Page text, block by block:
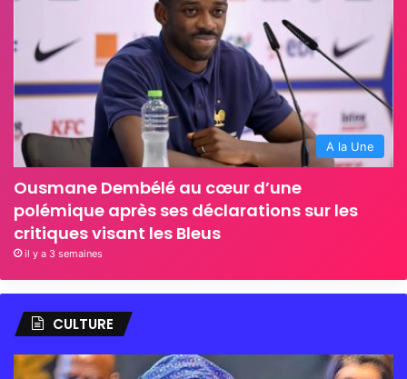
A la Une
Ousmane Dembélé au cœur d’une
polémique après ses déclarations sur les
critiques visant les Bleus
il y a 3 semaines
CULTURE